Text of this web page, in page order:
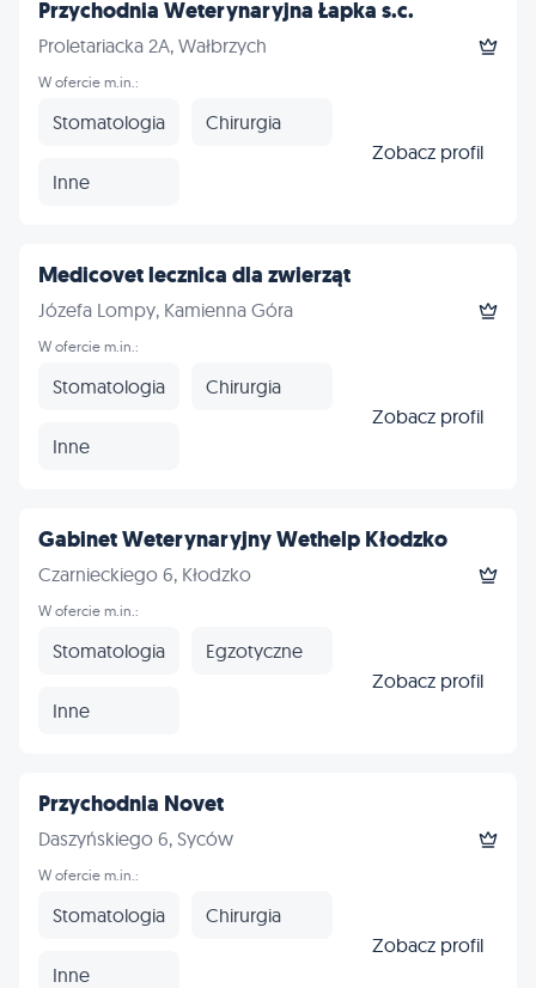
Przychodnia Weterynaryjna Łapka s.c.
Proletariacka 2A, Wałbrzych
W ofercie m.in.:
Stomatologia Chirurgia
Inne
Zobacz profil
Medicovet lecznica dla zwierząt
Józefa Lompy, Kamienna Góra
W ofercie m.in.:
Stomatologia Chirurgia
Inne
Zobacz profil
Gabinet Weterynaryjny Wethelp Kłodzko
Czarnieckiego 6, Kłodzko
W ofercie m.in.:
Stomatologia Egzotyczne
Inne
Zobacz profil
Przychodnia Novet
Daszyńskiego 6, Syców
W ofercie m.in.:
Stomatologia Chirurgia
Inne
Zobacz profil